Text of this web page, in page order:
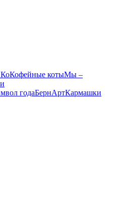
Кофейные котыМы –
годаБернАртКармашки